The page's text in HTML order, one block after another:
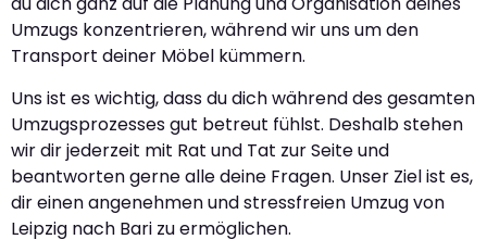
Umzugs konzentrieren, während wir uns um den
Transport deiner Möbel kümmern.
Uns ist es wichtig, dass du dich während des gesamten
Umzugsprozesses gut betreut fühlst. Deshalb stehen
wir dir jederzeit mit Rat und Tat zur Seite und
beantworten gerne alle deine Fragen. Unser Ziel ist es,
dir einen angenehmen und stressfreien Umzug von
Leipzig nach Bari zu ermöglichen.